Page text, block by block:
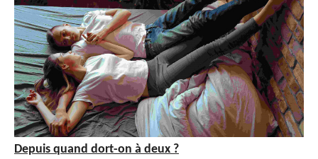
Depuis quand dort-on à deux ?